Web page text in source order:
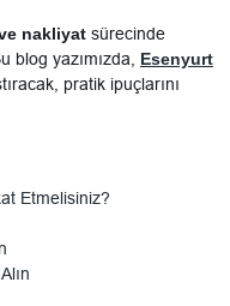
nakliyat sürecinde
blog yazımızda, Esenyurt
pratik ipuçlarını
Etmelisiniz?